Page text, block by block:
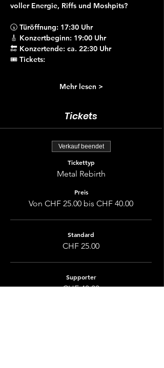
voller Energie, Riffs und Moshpits?
🕠 Türöffnung: 17:30 Uhr
🎸 Konzertbeginn: 19:00 Uhr
🔚 Konzertende: ca. 22:30 Uhr
🎟️ Tickets:
Mehr lesen >
Tickets
Verkauf beendet
Tickettyp
Metal Rebirth
Preis
Von CHF 25.00 bis CHF 40.00
Standard
CHF 25.00
Supporter
CHF 40.00